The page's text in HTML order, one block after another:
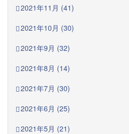
2021年11月 (41)
2021年10月 (30)
2021年9月 (32)
2021年8月 (14)
2021年7月 (30)
2021年6月 (25)
2021年5月 (21)